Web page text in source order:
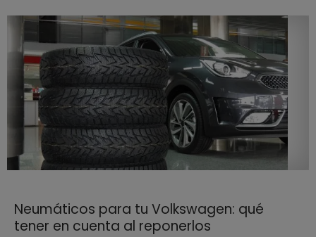
Neumáticos para tu Volkswagen: qué
tener en cuenta al reponerlos